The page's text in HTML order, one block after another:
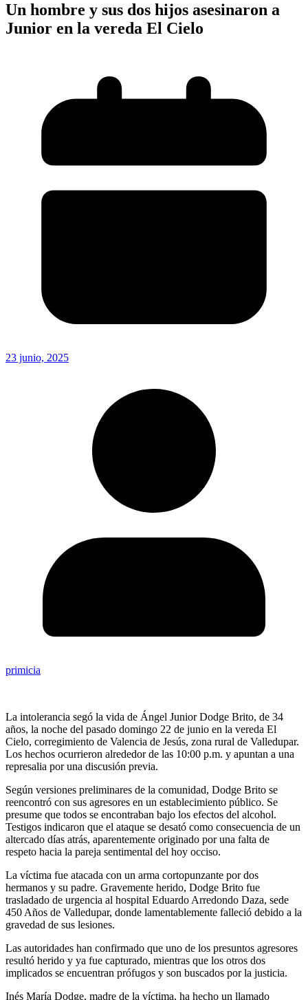
Un hombre y sus dos hijos asesinaron a
Junior en la vereda El Cielo
23 junio, 2025
primicia
La intolerancia segó la vida de Ángel Junior Dodge Brito, de 34
años, la noche del pasado domingo 22 de junio en la vereda El
Cielo, corregimiento de Valencia de Jesús, zona rural de Valledupar.
Los hechos ocurrieron alrededor de las 10:00 p.m. y apuntan a una
represalia por una discusión previa.
Según versiones preliminares de la comunidad, Dodge Brito se
reencontró con sus agresores en un establecimiento público. Se
presume que todos se encontraban bajo los efectos del alcohol.
Testigos indicaron que el ataque se desató como consecuencia de un
altercado días atrás, aparentemente originado por una falta de
respeto hacia la pareja sentimental del hoy occiso.
La víctima fue atacada con un arma cortopunzante por dos
hermanos y su padre. Gravemente herido, Dodge Brito fue
trasladado de urgencia al hospital Eduardo Arredondo Daza, sede
450 Años de Valledupar, donde lamentablemente falleció debido a la
gravedad de sus lesiones.
Las autoridades han confirmado que uno de los presuntos agresores
resultó herido y ya fue capturado, mientras que los otros dos
implicados se encuentran prófugos y son buscados por la justicia.
Inés María Dodge, madre de la víctima, ha hecho un llamado